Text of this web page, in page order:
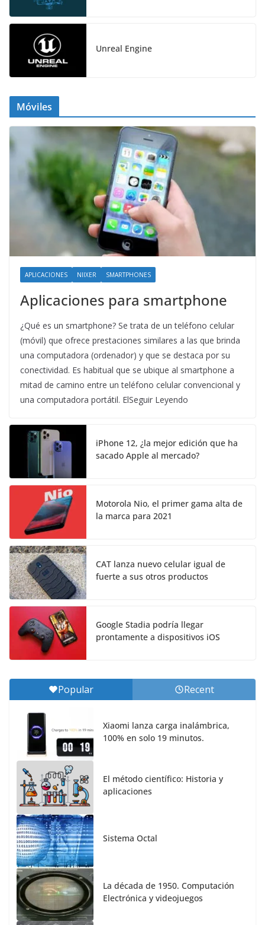
Unreal Engine
Móviles
APLICACIONES NIIXER SMARTPHONES
Aplicaciones para smartphone
¿Qué es un smartphone? Se trata de un teléfono celular
(móvil) que ofrece prestaciones similares a las que brinda
una computadora (ordenador) y que se destaca por su
conectividad. Es habitual que se ubique al smartphone a
mitad de camino entre un teléfono celular convencional y
una computadora portátil. ElSeguir Leyendo
iPhone 12, ¿la mejor edición que ha
sacado Apple al mercado?
Motorola Nio, el primer gama alta de
la marca para 2021
CAT lanza nuevo celular igual de
fuerte a sus otros productos
Google Stadia podría llegar
prontamente a dispositivos iOS
Popular Recent
Xiaomi lanza carga inalámbrica,
100% en solo 19 minutos.
El método científico: Historia y
aplicaciones
Sistema Octal
La década de 1950. Computación
Electrónica y videojuegos